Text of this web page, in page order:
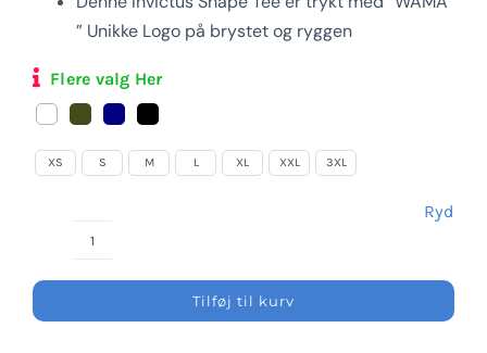
” Unikke Logo på brystet og ryggen
Flere valg Her
XS S M L XL XXL 3XL
Ryd
T-
Shirt
Tilføj til kurv